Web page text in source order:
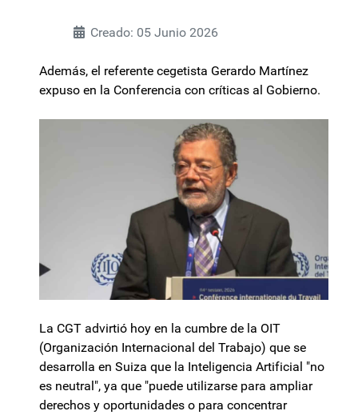
Creado: 05 Junio 2026
Además, el referente cegetista Gerardo Martínez
expuso en la Conferencia con críticas al Gobierno.
La CGT advirtió hoy en la cumbre de la OIT
(Organización Internacional del Trabajo) que se
desarrolla en Suiza que la Inteligencia Artificial "no
es neutral", ya que "puede utilizarse para ampliar
derechos y oportunidades o para concentrar